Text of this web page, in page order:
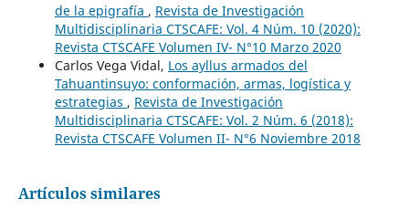
de la epigrafía , Revista de Investigación
Multidisciplinaria CTSCAFE: Vol. 4 Núm. 10 (2020):
Revista CTSCAFE Volumen IV- N°10 Marzo 2020
Carlos Vega Vidal, Los ayllus armados del
Tahuantinsuyo: conformación, armas, logística y
estrategias , Revista de Investigación
Multidisciplinaria CTSCAFE: Vol. 2 Núm. 6 (2018):
Revista CTSCAFE Volumen II- N°6 Noviembre 2018
Artículos similares